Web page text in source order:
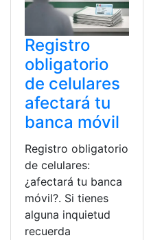
Registro
obligatorio
de celulares
afectará tu
banca móvil
Registro obligatorio
de celulares:
¿afectará tu banca
móvil?. Si tienes
alguna inquietud
recuerda